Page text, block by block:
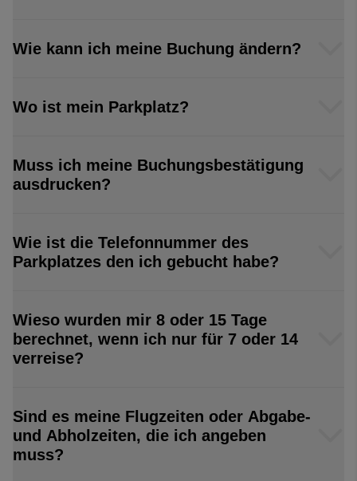
Wie kann ich meine Buchung ändern?
Wo ist mein Parkplatz?
Muss ich meine Buchungsbestätigung
ausdrucken?
Wie ist die Telefonnummer des
Parkplatzes den ich gebucht habe?
Wieso wurden mir 8 oder 15 Tage
berechnet, wenn ich nur für 7 oder 14
verreise?
Sind es meine Flugzeiten oder Abgabe-
und Abholzeiten, die ich angeben
muss?